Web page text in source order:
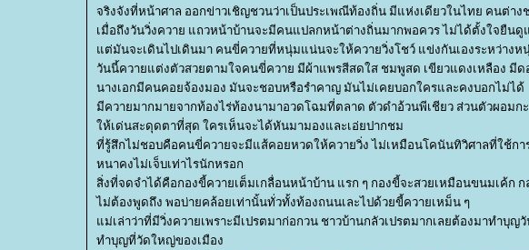
จริงจังที่หน้าศาล ออกข่าวเชิญชวนว่าเป็นประเพณีท้องถิ่น มีแห่งเดียวในไทย คนต่า
เมื่อถึงวันวิ่งควาย แถวหน้าบ้านจะมีคนแปลกหน้าต่างถิ่นมากพอควร ไม่ได้ตั้งใจยืน
ต่มันจะเดินไปเดินมา คนขี่ควายที่หนุ่มแน่นจะให้ควายวิ่งโชว์ แข่งกันเองระหว่างห
วันนี้ควายแต่งตัวสวยตามใจคนขี่ควาย มีผ้าแพรสีสดใส ชมพูสด เขียวแดงเหลือง มี
นางเอกมีคนคอยจ้องมอง มันจะชอบหรือรำคาญ มันไม่เคยบอกใครและคงบอกไม่ได้
มีควายมากมายจากท้องไร่ท้องนามาอวดโฉมที่ตลาด ตัวดำอ้วนพีเชียว ส่วนตัวผอม
ห้เด่นสะดุดตาที่สุด ใครเห็นจะได้หันมามองและเอ่ยปากชม
ที่รู้สึกไม่ชอบคือคนขี่ควายจะมีแส้คอยหวดให้ควายวิ่ง ไม่เหมือนโคนันทิวิศาลที่ใช้ก
หนาคงไม่เจ็บเท่าไรนักหรอก
สิ่งที่จดจำได้คือกองขี้ควายเต็มเกลื่อนหน้าบ้าน แรก ๆ กองขี้จะสวยเหมือนขนมเค้ก
ไม่ต้องพูดถึง พอบ่ายคล้อยเท่านั้นทั่วทั้งท้องถนนเละไปด้วยขี้ควายเหม็น ๆ
ม่เล่าว่าที่มีวิ่งควายเพราะมีเปรตมาก่อกวน ชาวบ้านกลัวเปรตมากเลยต้องมาทำบุ
ทำบุญที่วัดใหญ่ของเมือง